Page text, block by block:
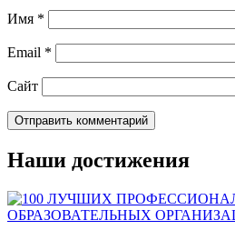
Имя *
Email *
Сайт
Наши достижения